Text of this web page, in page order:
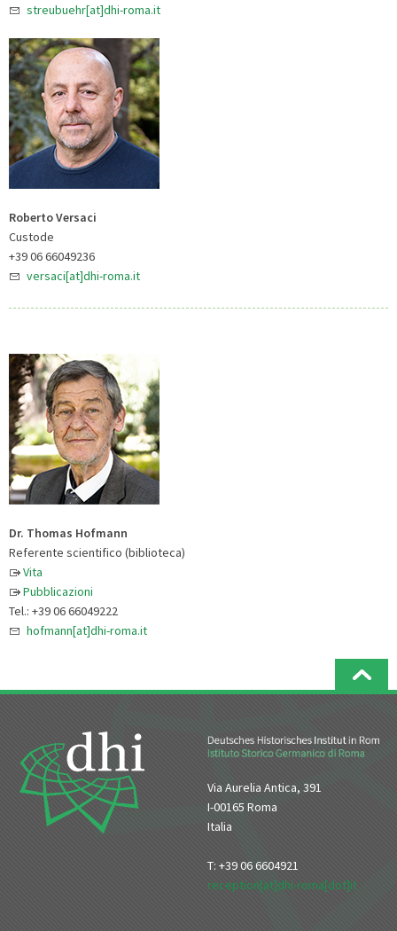
streubuehr[at]dhi-roma.it
Roberto Versaci
Custode
+39 06 66049236
versaci[at]dhi-roma.it
Dr. Thomas Hofmann
Referente scientifico (biblioteca)
Vita
Pubblicazioni
Tel.: +39 06 66049222
hofmann[at]dhi-roma.it
Via Aurelia Antica, 391
I-00165 Roma
Italia
T: +39 06 6604921
reception[at]dhi-roma[dot]it